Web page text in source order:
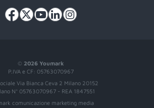
© 2026 Youmark
P.IVA e CF: 05763070967
Via Bianca Ceva 2 Milano 20152
N° 05763070967 - REA 1847551
comunicazione marketing media